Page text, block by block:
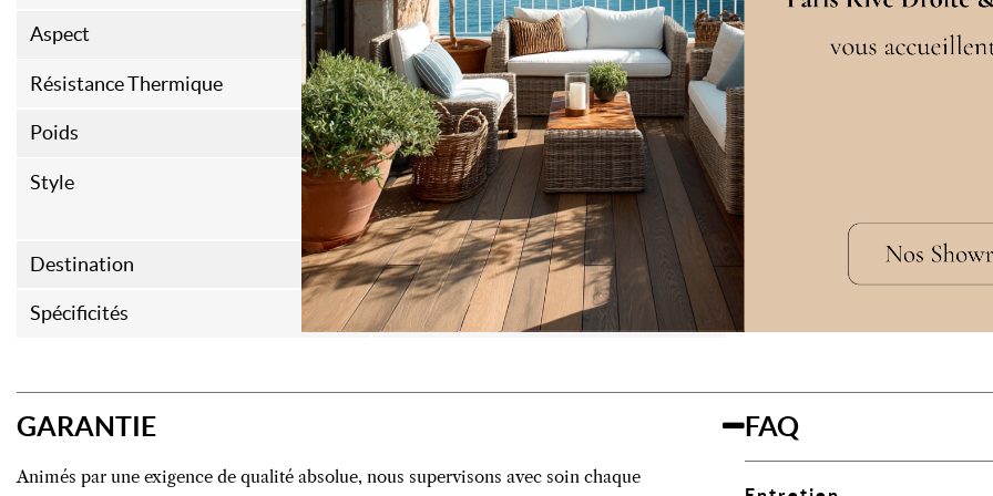
Aspect Usé, arraché brossé, trace de sciage
Résistance Thermique 0,087m²K/W
Poids 15kg/m²
Style
Chalet
Farm House
Destination Sol et mur intérieur
Spécificités Classe 33
GARANTIE
Animés par une exigence de qualité absolue, nous supervisons avec soin chaque
FAQ